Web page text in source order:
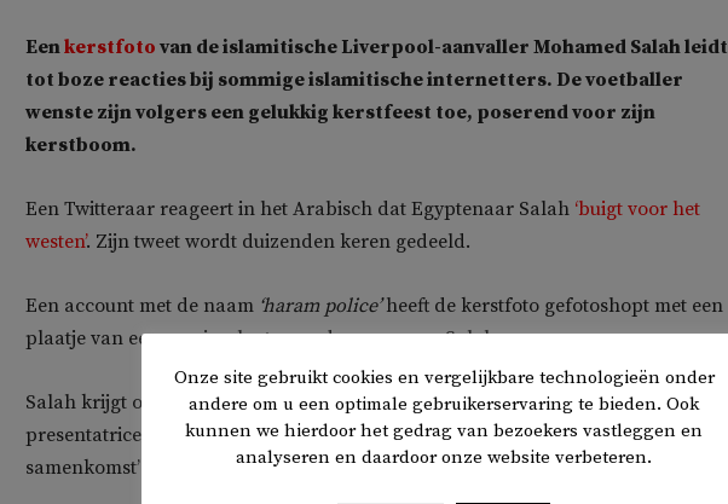
Eenkerstfoto van de islamitische Liverpool-aanvaller Mohamed Salah leidt
tot boze reacties bij sommige islamitische internetters. De voetballer
wenste zijn volgers een gelukkig kerstfeest toe, poserend voor zijn
kerstboom.
Een Twitteraar reageert in het Arabisch dat Egyptenaar Salah ‘buigt voor het
westen’. Zijn tweet wordt duizenden keren gedeeld.
Een account met de naam ‘haram police’heeft de kerstfoto gefotoshopt met een
plaatje van een aap in plaats van de vrouw van Salah.
Salah krijgt ook bijval van islamitische fans. De Egyptische zangeres en
presentatrice
Salma Sabahytweet dat ze blij is met ‘elk feest voor vreugde en
samenkomst’ en wenst de voetballer zegeningen toe.
Onze site gebruikt cookies en vergelijkbare technologieën onder
andere om u een optimale gebruikerservaring te bieden. Ook
kunnen we hierdoor het gedrag van bezoekers vastleggen en
analyseren en daardoor onze website verbeteren.